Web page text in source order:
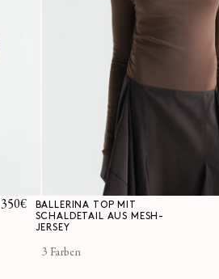
Normaler
350€
BALLERINA TOP MIT
SCHALDETAIL AUS MESH-
JERSEY
3 Farben